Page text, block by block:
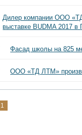
Дилер компании ООО
выставке BUDMA 2017 в
Фасад школы на 825
ООО «ТД ЛТМ»
1